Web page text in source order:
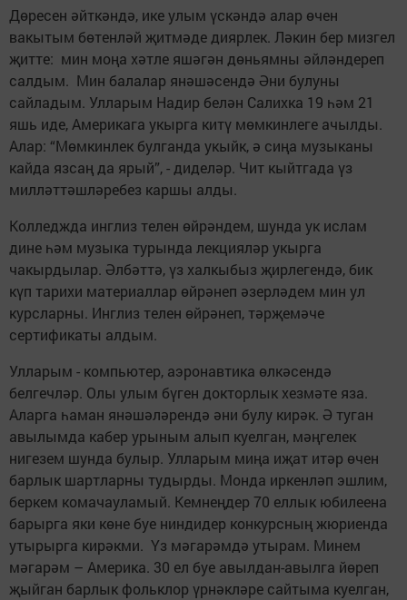
Дөресен әйткәндә, ике улым үскәндә алар өчен
вакытым бөтенләй җитмәде диярлек. Ләкин бер мизгел
җитте: мин моңа хәтле яшәгән дөньямны әйләндереп
салдым. Мин балалар янәшәсендә Әни булуны
сайладым. Улларым Надир белән Салихка 19 һәм 21
яшь иде, Америкага укырга китү мөмкинлеге ачылды.
Алар: “Мөмкинлек булганда укыйк, ә сиңа музыканы
кайда язсаң да ярый”, - диделәр. Чит кыйтгада үз
милләттәшләребез каршы алды.
Колледжда инглиз телен өйрәндем, шунда ук ислам
дине һәм музыка турында лекцияләр укырга
чакырдылар. Әлбәттә, үз халкыбыз җирлегендә, бик
күп тарихи материаллар өйрәнеп әзерләдем мин ул
курсларны. Инглиз телен өйрәнеп, тәрҗемәче
сертификаты алдым.
Улларым - компьютер, аэронавтика өлкәсендә
белгечләр. Олы улым бүген докторлык хезмәте яза.
Аларга һаман янәшәләрендә әни булу кирәк. Ә туган
авылымда кабер урыным алып куелган, мәңгелек
нигезем шунда булыр. Улларым миңа иҗат итәр өчен
барлык шартларны тудырды. Монда иркенләп эшлим,
беркем комачауламый. Кемнеңдер 70 еллык юбилеена
барырга яки көне буе ниндидер конкурсның жюриенда
утырырга кирәкми. Үз мәгарәмдә утырам. Минем
мәгарәм – Америка. 30 ел буе авылдан-авылга йөреп
җыйган барлык фольклор үрнәкләре сайтыма куелган,